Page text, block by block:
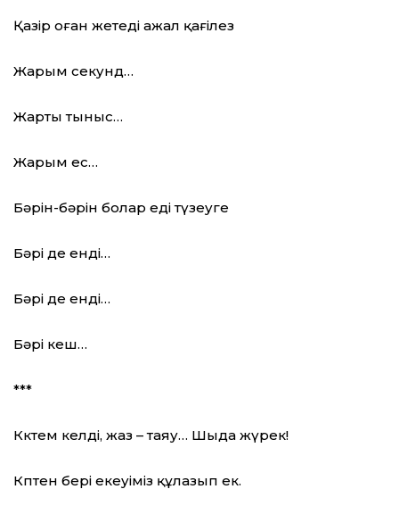
Қазір оған жетеді ажал қағілез
Жарым секунд…
Жарты тыныс…
Жарым ес…
Бәрін-бәрін болар еді түзеуге
Бәрі де енді…
Бәрі де енді…
Бәрі кеш…
***
Көктем келді, жаз – таяу… Шыда жүрек!
Көптен бері екеуіміз құлазып ек.